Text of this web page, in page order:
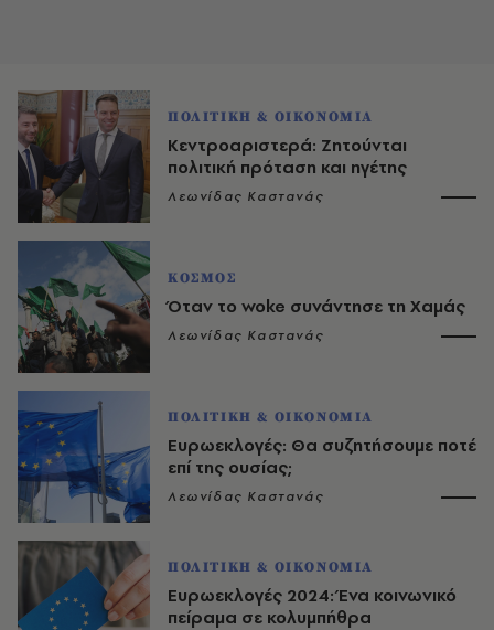
ΠΟΛΙΤΙΚΗ & ΟΙΚΟΝΟΜΙΑ
Κεντροαριστερά: Ζητούνται
πολιτική πρόταση και ηγέτης
Λεωνίδας Καστανάς
ΚΟΣΜΟΣ
Όταν το woke συνάντησε τη Χαμάς
Λεωνίδας Καστανάς
ΠΟΛΙΤΙΚΗ & ΟΙΚΟΝΟΜΙΑ
Ευρωεκλογές: Θα συζητήσουμε ποτέ
επί της ουσίας;
Λεωνίδας Καστανάς
ΠΟΛΙΤΙΚΗ & ΟΙΚΟΝΟΜΙΑ
Ευρωεκλογές 2024: Ένα κοινωνικό
πείραμα σε κολυμπήθρα